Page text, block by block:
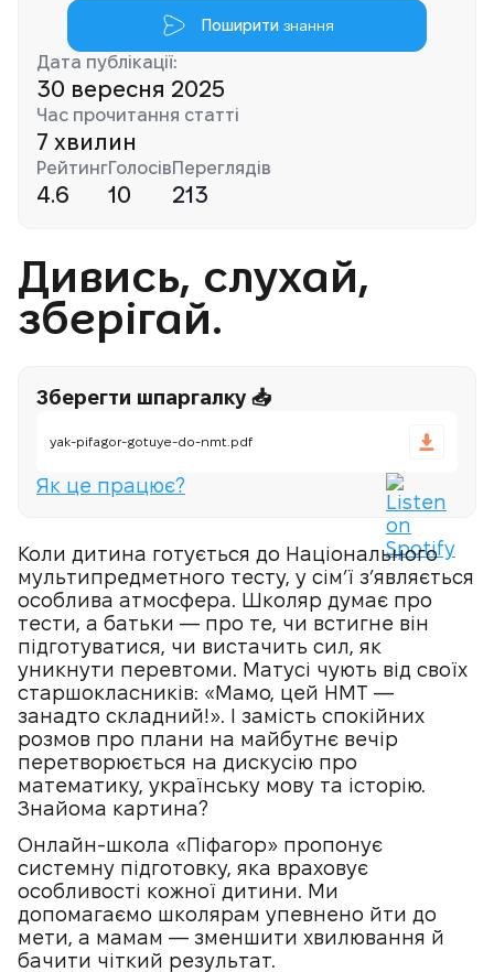
Поширити знання
Дата публікації:
30 вересня 2025
Час прочитання статті
7 хвилин
Рейтинг
4.6
Голосів
10
Переглядів
213
Дивись, слухай,
зберігай.
Зберегти шпаргалку 📥
yak-pifagor-gotuye-do-nmt.pdf
Як це працює?
Коли дитина готується до Національного
мультипредметного тесту, у сім’ї з’являється
особлива атмосфера. Школяр думає про
тести, а батьки — про те, чи встигне він
підготуватися, чи вистачить сил, як
уникнути перевтоми. Матусі чують від своїх
старшокласників: «Мамо, цей НМТ —
занадто складний!». І замість спокійних
розмов про плани на майбутнє вечір
перетворюється на дискусію про
математику, українську мову та історію.
Знайома картина?
Онлайн-школа «Піфагор» пропонує
системну підготовку, яка враховує
особливості кожної дитини. Ми
допомагаємо школярам упевнено йти до
мети, а мамам — зменшити хвилювання й
бачити чіткий результат.